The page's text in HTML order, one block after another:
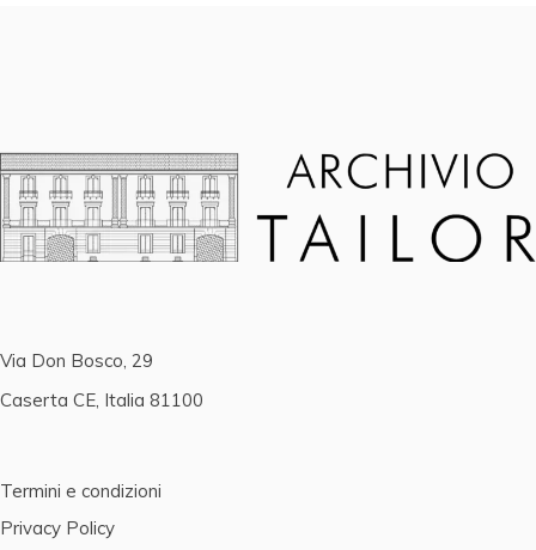
Via Don Bosco, 29
Caserta CE, Italia 81100
Termini e condizioni
Privacy Policy